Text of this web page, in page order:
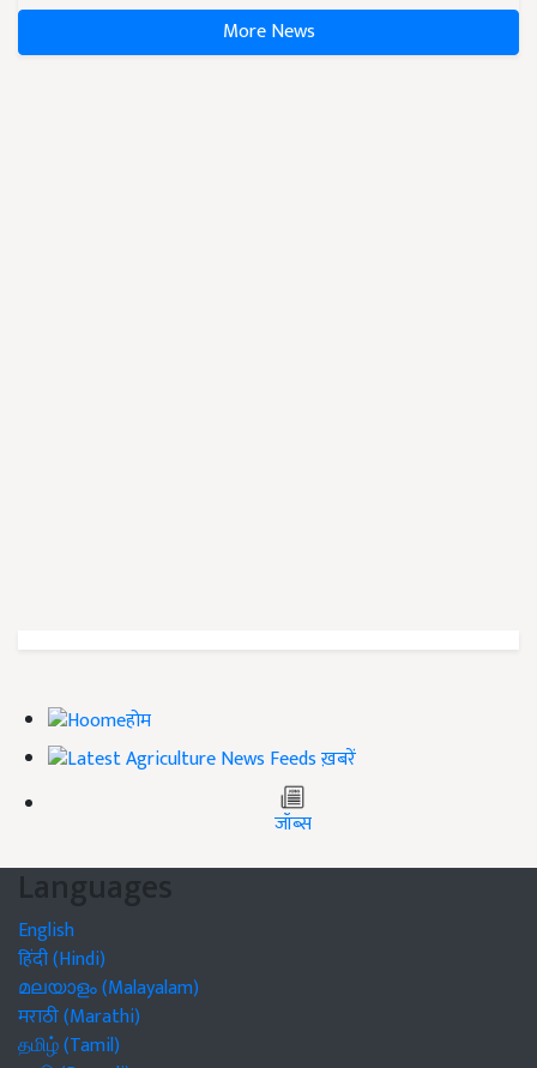
More News
होम
ख़बरें
जॉब्स
Languages
English
हिंदी (Hindi)
മലയാളം (Malayalam)
मराठी (Marathi)
தமிழ் (Tamil)